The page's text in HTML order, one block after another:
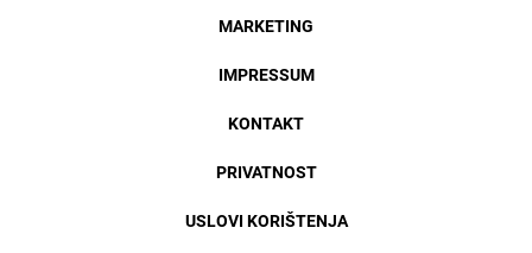
MARKETING
IMPRESSUM
KONTAKT
PRIVATNOST
USLOVI KORIŠTENJA